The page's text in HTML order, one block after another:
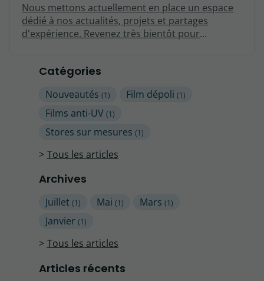
Catégories
Nouveautés (1) Film dépoli(1)
Films anti-UV (1)
Stores sur mesures (1)
Tous les articles
Archives
Juillet (1) Mai(1) Mars(1)
Janvier (1)
Tous les articles
Articles récents
Nous mettons actuellement en place un espace
dédié à nos actualités, projets et partages
d'expérience. Revenez très bientôt pour